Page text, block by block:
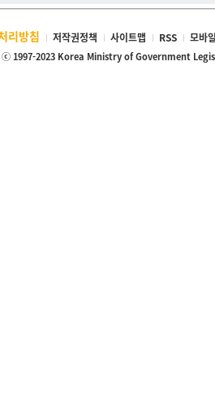
리방침 저작권정책 사이트맵 RSS 모바
1997-2023 Korea Ministry of Government